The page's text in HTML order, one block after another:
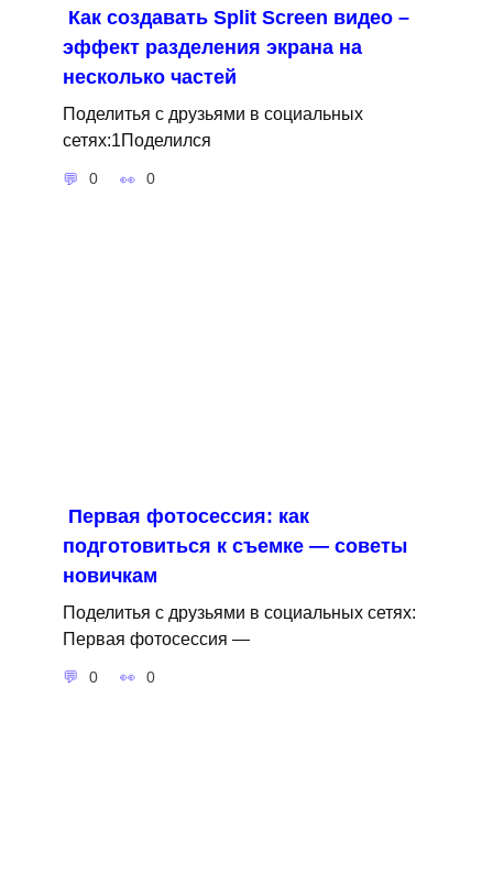
Как создавать Split Screen видео –
эффект разделения экрана на
несколько частей
Поделитья с друзьями в социальных
сетях:1Поделился
0 0
Первая фотосессия: как
подготовиться к съемке — советы
новичкам
Поделитья с друзьями в социальных сетях:
Первая фотосессия —
0 0